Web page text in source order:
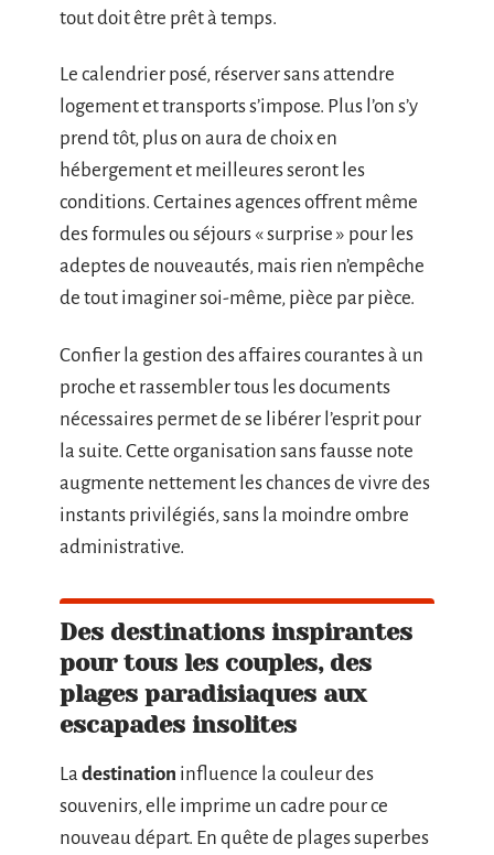
tout doit être prêt à temps.
Le calendrier posé, réserver sans attendre
logement et transports s’impose. Plus l’on s’y
prend tôt, plus on aura de choix en
hébergement et meilleures seront les
conditions. Certaines agences offrent même
des formules ou séjours « surprise » pour les
adeptes de nouveautés, mais rien n’empêche
de tout imaginer soi-même, pièce par pièce.
Confier la gestion des affaires courantes à un
proche et rassembler tous les documents
nécessaires permet de se libérer l’esprit pour
la suite. Cette organisation sans fausse note
augmente nettement les chances de vivre des
instants privilégiés, sans la moindre ombre
administrative.
Des destinations inspirantes
pour tous les couples, des
plages paradisiaques aux
escapades insolites
La destination influence la couleur des
souvenirs, elle imprime un cadre pour ce
nouveau départ. En quête de plages superbes